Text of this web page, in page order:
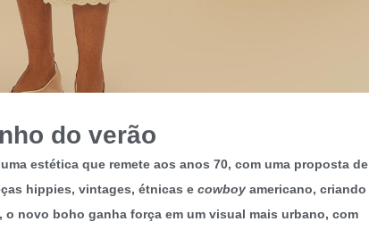
do verão
estética que remete aos anos 70, com uma proposta de
hippies, vintages, étnicas e cowboy americano, criando
o novo boho ganha força em um visual mais urbano, com